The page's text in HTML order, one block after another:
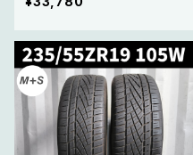
スポーツ 【22年製 MO承